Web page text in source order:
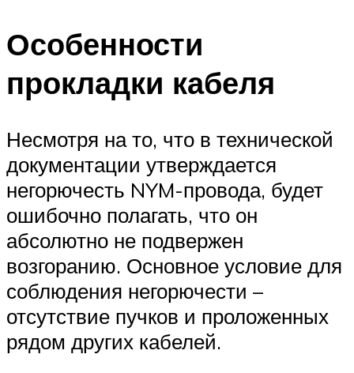
Особенности
прокладки кабеля
Несмотря на то, что в технической
документации утверждается
негорючесть NYM-провода, будет
ошибочно полагать, что он
абсолютно не подвержен
возгоранию. Основное условие для
соблюдения негорючести –
отсутствие пучков и проложенных
рядом других кабелей.